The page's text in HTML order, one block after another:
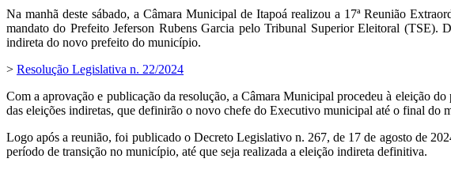
Na manhã deste sábado, a Câmara Municipal de Itapoá realizou a 17ª Reunião
mandato do Prefeito Jeferson Rubens Garcia pelo Tribunal Superior Eleitoral (TSE).
indireta do novo prefeito do município.
> Resolução Legislativa n. 22/2024
Com a aprovação e publicação da resolução, a Câmara Municipal procedeu à eleição
das eleições indiretas, que definirão o novo chefe do Executivo municipal até o final do
Logo após a reunião, foi publicado o Decreto Legislativo n. 267, de 17 de agosto de
período de transição no município, até que seja realizada a eleição indireta definitiva.